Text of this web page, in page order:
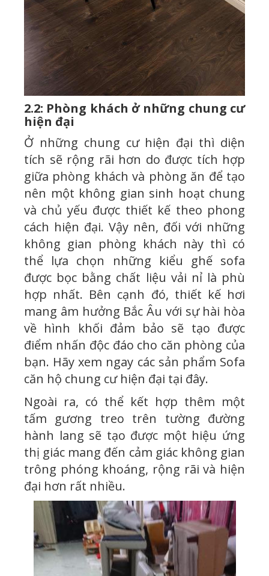
2.2: Phòng khách ở những chung cư
hiện đại
Ở những chung cư hiện đại thì diện
tích sẽ rộng rãi hơn do được tích hợp
giữa phòng khách và phòng ăn để tạo
nên một không gian sinh hoạt chung
và chủ yếu được thiết kế theo phong
cách hiện đại. Vậy nên, đối với những
không gian phòng khách này thì có
thể lựa chọn những kiểu ghế sofa
được bọc bằng chất liệu vải nỉ là phù
hợp nhất. Bên cạnh đó, thiết kế hơi
mang âm hưởng Bắc Âu với sự hài hòa
về hình khối đảm bảo sẽ tạo được
điểm nhấn độc đáo cho căn phòng của
bạn. Hãy xem ngay các sản phẩm Sofa
căn hộ chung cư hiện đại tại đây.
Ngoài ra, có thể kết hợp thêm một
tấm gương treo trên tường đường
hành lang sẽ tạo được một hiệu ứng
thị giác mang đến cảm giác không gian
trông phóng khoáng, rộng rãi và hiện
đại hơn rất nhiều.